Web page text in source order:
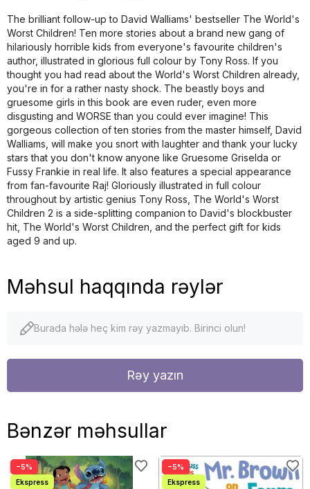
The brilliant follow-up to David Walliams' bestseller The World's
Worst Children! Ten more stories about a brand new gang of
hilariously horrible kids from everyone's favourite children's
author, illustrated in glorious full colour by Tony Ross. If you
thought you had read about the World's Worst Children already,
you're in for a rather nasty shock. The beastly boys and
gruesome girls in this book are even ruder, even more
disgusting and WORSE than you could ever imagine! This
gorgeous collection of ten stories from the master himself, David
Walliams, will make you snort with laughter and thank your lucky
stars that you don't know anyone like Gruesome Griselda or
Fussy Frankie in real life. It also features a special appearance
from fan-favourite Raj! Gloriously illustrated in full colour
throughout by artistic genius Tony Ross, The World's Worst
Children 2 is a side-splitting companion to David's blockbuster
hit, The World's Worst Children, and the perfect gift for kids
aged 9 and up.
Məhsul haqqında rəylər
Burada hələ heç kim rəy yazmayıb. Birinci olun!
Rəy yazın
Bənzər məhsullar
−5% −5%